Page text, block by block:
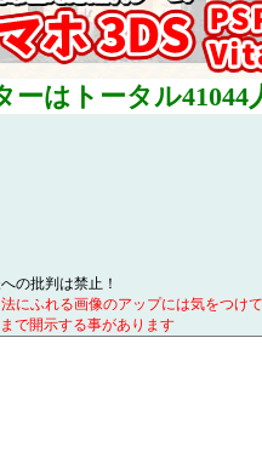
ーはトータル41044
の批判は禁止！
にふれる画像のアップには気をつけ
で開示する事があります